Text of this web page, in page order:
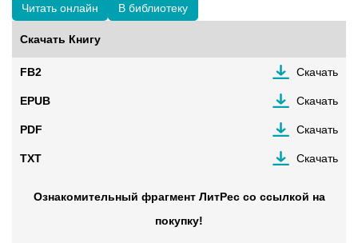
Читать онлайн В библиотеку
Скачать Книгу
FB2 Скачать
EPUB Скачать
PDF Скачать
TXT Скачать
Ознакомительный фрагмент ЛитРес со ссылкой на
покупку!